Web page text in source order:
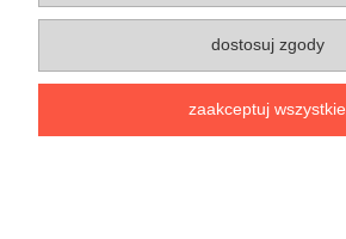
Płatności i dostawa
Informacje
O nas
dostosuj zgody
zaakceptuj wszystkie